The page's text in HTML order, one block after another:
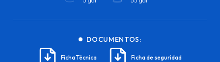
DOCUMENTOS:
Ficha Técnica Ficha de seguridad